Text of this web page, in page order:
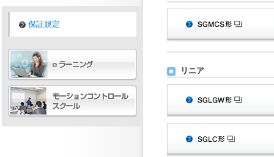
リニア
保証規定